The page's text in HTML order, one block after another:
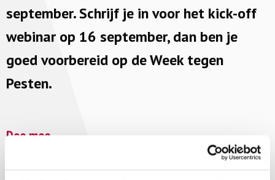
september. Schrijf je in voor het kick-off
webinar op 16 september, dan ben je
goed voorbereid op de Week tegen
Pesten.
Doe mee
Doe mee met het Kick-off webinar, verdiep je in het